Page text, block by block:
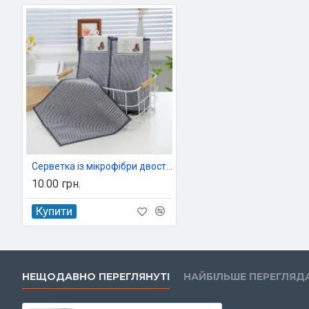
10.00 грн.
Купити
НЕЩОДАВНО ПЕРЕГЛЯНУТІ НАЙБІЛЬШЕ